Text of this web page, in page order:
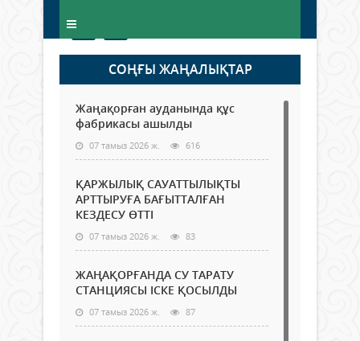
СОҢҒЫ ЖАҢАЛЫҚТАР
Жаңақорған ауданында құс
фабрикасы ашылды
07 тамыз 2026 ж. 616
ҚАРЖЫЛЫҚ САУАТТЫЛЫҚТЫ
АРТТЫРУҒА БАҒЫТТАЛҒАН
КЕЗДЕСУ ӨТТІ
07 тамыз 2026 ж. 83
ЖАҢАҚОРҒАНДА СУ ТАРАТУ
СТАНЦИЯСЫ ІСКЕ ҚОСЫЛДЫ
07 тамыз 2026 ж. 87